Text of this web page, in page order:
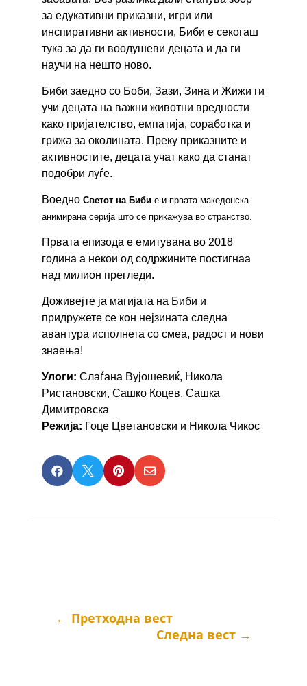
за едукативни приказни, игри или
инспиративни активности, Биби е секогаш
тука за да ги воодушеви децата и да ги
научи на нешто ново.
Биби заедно со Боби, Зази, Зина и Жижи ги
учи децата на важни животни вредности
како пријателство, емпатија, соработка и
грижа за околината. Преку приказните и
активностите, децата учат како да станат
подобри луѓе.
Воедно Светот на Биби е и првата македонска
анимирана серија што се прикажува во странство.
Првата епизода е емитувана во 2018
година а некои од содржините постигнаа
над милион прегледи.
Доживејте ја магијата на Биби и
придружете се кон нејзината следна
авантура исполнета со смеа, радост и нови
знаења!
Улоги: Слаѓана Вујошевиќ, Никола
Ристановски, Сашко Коцев, Сашка
Димитровска
Режија: Гоце Цветановски и Никола Чикос
   
← Претходна вест
Следна вест →